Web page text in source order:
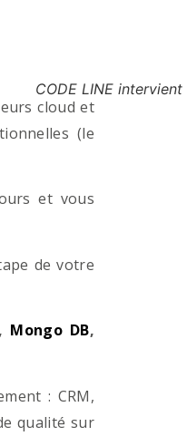
cloud et
(le
et vous
de votre
, Mongo DB,
: CRM,
qualité sur
CODE LINE